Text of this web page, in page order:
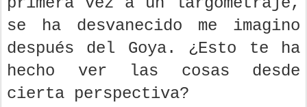
se ha desvanecido me imagino
después del Goya. ¿Esto te ha
hecho ver las cosas desde
cierta perspectiva?